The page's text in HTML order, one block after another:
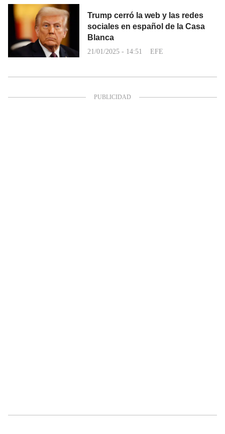
Trump cerró la web y las redes
sociales en español de la Casa
Blanca
21/01/2025 - 14:51 EFE